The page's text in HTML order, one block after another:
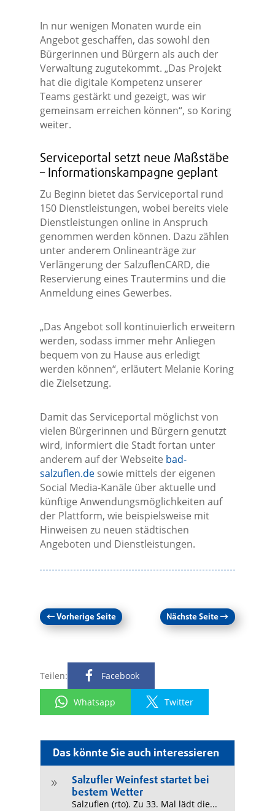
Das könnte Sie auch interessieren
9
Salzufler Weinfest startet bei
bestem Wetter
Salzuflen (rto). Zu 33. Mal lädt die...
In nur wenigen Monaten wurde ein
Angebot geschaffen, das sowohl den
Bürgerinnen und Bürgern als auch der
Verwaltung zugutekommt. „Das Projekt
hat die digitale Kompetenz unserer
Teams gestärkt und gezeigt, was wir
gemeinsam erreichen können“, so Koring
weiter.
Serviceportal setzt neue Maßstäbe
– Informationskampagne geplant
Zu Beginn bietet das Serviceportal rund
150 Dienstleistungen, wobei bereits viele
Dienstleistungen online in Anspruch
genommen werden können. Dazu zählen
unter anderem Onlineanträge zur
Verlängerung der SalzuflenCARD, die
Reservierung eines Trautermins und die
Anmeldung eines Gewerbes.
„Das Angebot soll kontinuierlich erweitern
werden, sodass immer mehr Anliegen
bequem von zu Hause aus erledigt
werden können“, erläutert Melanie Koring
die Zielsetzung.
Damit das Serviceportal möglichst von
vielen Bürgerinnen und Bürgern genutzt
wird, informiert die Stadt fortan unter
anderem auf der Webseite bad-
salzuflen.desowie mittels der eigenen
Social Media-Kanäle über aktuelle und
künftige Anwendungsmöglichkeiten auf
der Plattform, wie beispielsweise mit
Hinweisen zu neuen städtischen
Angeboten und Dienstleistungen.
←Vorherige Seite Nächste Seite→
Teilen: Facebook
Whatsapp Twitter